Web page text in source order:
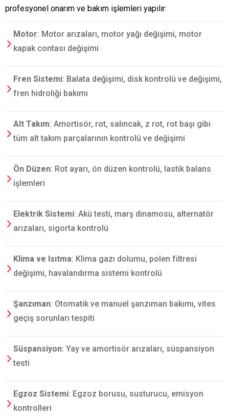
profesyonel onarım ve bakım işlemleri yapılır:
Motor: Motor arızaları, motor yağı değişimi, motor
kapak contası değişimi
Fren Sistemi: Balata değişimi, disk kontrolü ve değişimi,
fren hidroliği bakımı
Alt Takım: Amortisör, rot, salıncak, z rot, rot başı gibi
tüm alt takım parçalarının kontrolü ve değişimi
Ön Düzen: Rot ayarı, ön düzen kontrolü, lastik balans
işlemleri
Elektrik Sistemi: Akü testi, marş dinamosu, alternatör
arızaları, sigorta kontrolü
Klima ve Isıtma: Klima gazı dolumu, polen filtresi
değişimi, havalandırma sistemi kontrolü
Şanzıman: Otomatik ve manuel şanzıman bakımı, vites
geçiş sorunları tespiti
Süspansiyon: Yay ve amortisör arızaları, süspansiyon
testi
Egzoz Sistemi: Egzoz borusu, susturucu, emisyon
kontrolleri